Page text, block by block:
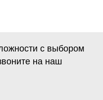
с выбором
на наш